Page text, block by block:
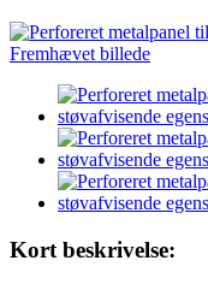
Kort beskrivelse: